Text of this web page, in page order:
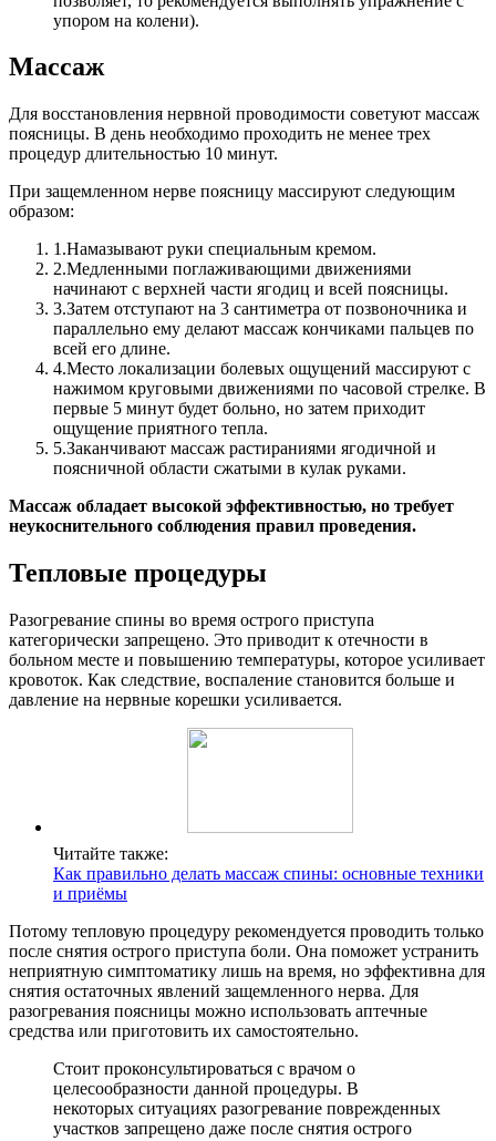
упором на колени).
Массаж
Для восстановления нервной проводимости советуют массаж
поясницы. В день необходимо проходить не менее трех
процедур длительностью 10 минут.
При защемленном нерве поясницу массируют следующим
образом:
1.Намазывают руки специальным кремом.
2.Медленными поглаживающими движениями
начинают с верхней части ягодиц и всей поясницы.
3.Затем отступают на 3 сантиметра от позвоночника и
параллельно ему делают массаж кончиками пальцев по
всей его длине.
4.Место локализации болевых ощущений массируют с
нажимом круговыми движениями по часовой стрелке. В
первые 5 минут будет больно, но затем приходит
ощущение приятного тепла.
5.Заканчивают массаж растираниями ягодичной и
поясничной области сжатыми в кулак руками.
Массаж обладает высокой эффективностью, но требует
неукоснительного соблюдения правил проведения.
Тепловые процедуры
Разогревание спины во время острого приступа
категорически запрещено. Это приводит к отечности в
больном месте и повышению температуры, которое усиливает
кровоток. Как следствие, воспаление становится больше и
давление на нервные корешки усиливается.
Читайте также:
Как правильно делать массаж спины: основные техники
и приёмы
Потому тепловую процедуру рекомендуется проводить только
после снятия острого приступа боли. Она поможет устранить
неприятную симптоматику лишь на время, но эффективна для
снятия остаточных явлений защемленного нерва. Для
разогревания поясницы можно использовать аптечные
средства или приготовить их самостоятельно.
Стоит проконсультироваться с врачом о
целесообразности данной процедуры. В
некоторых ситуациях разогревание поврежденных
участков запрещено даже после снятия острого